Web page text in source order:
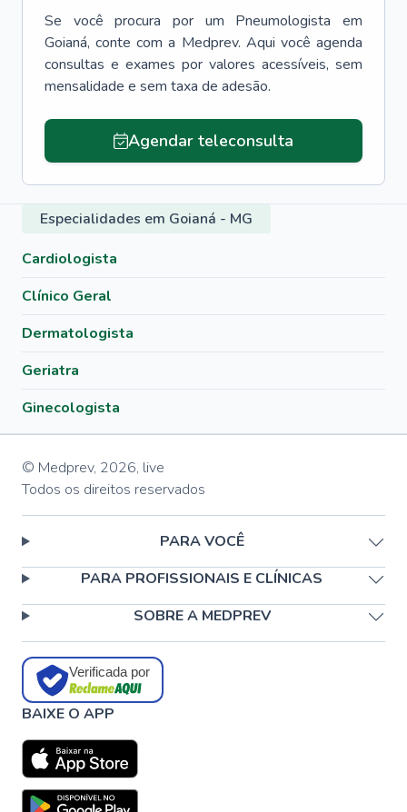
Se você procura por um Pneumologista
em
Goianá, conte com a Medprev. Aqui você agenda
consultas e exames por valores acessíveis, sem
mensalidade e sem taxa de adesão.
Agendar teleconsulta
Especialidades em Goianá - MG
Cardiologista
Clínico Geral
Dermatologista
Geriatra
Ginecologista
© Medprev, 2026, live
Todos os direitos reservados
PARA VOCÊ
PARA PROFISSIONAIS E CLÍNICAS
SOBRE A MEDPREV
Verificada por
BAIXE O APP